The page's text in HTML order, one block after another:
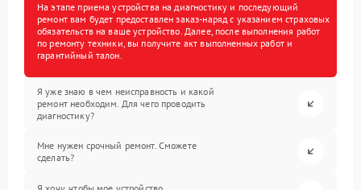
На этапе приема устройства на диагностику и последующий
ремонт вам будет предоставлен заказ-наряд с указанием страховых
обязательств на ваше устройство. Далее, после выполнения работ
по ремонту техники, вы получите акт выполненных работ и
гарантийный талон.
Я уже знаю в чем неисправность и какой
ремонт необходим. Для чего проводить
диагностику?
Мне нужен срочный ремонт. Сможете
сделать?
Я хочу, чтобы мое устройство